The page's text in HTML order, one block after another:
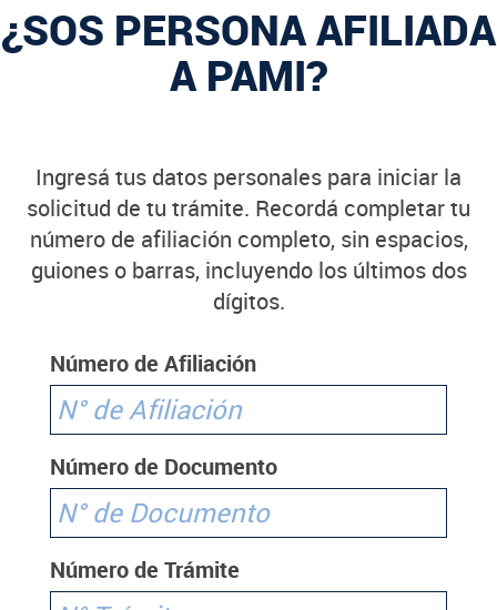
¿SOS PERSONA AFILIADA
A PAMI?
Ingresá tus datos personales para iniciar la
solicitud de tu trámite. Recordá completar tu
número de afiliación completo, sin espacios,
guiones o barras, incluyendo los últimos dos
dígitos.
Número de Afiliación
Número de Documento
Número de Trámite